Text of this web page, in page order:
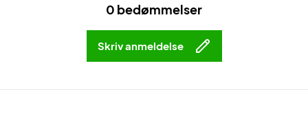
0 bedømmelser
Skriv anmeldelse